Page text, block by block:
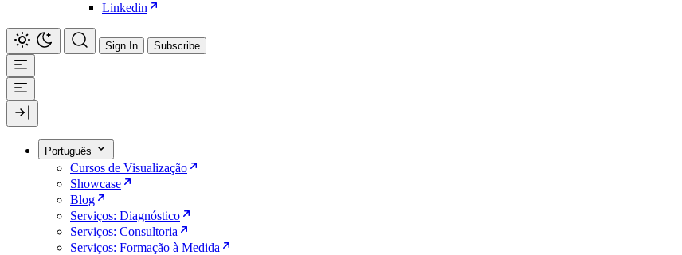
Linkedin
Sign In Subscribe
Português
Cursos de Visualização
Showcase
Blog
Serviços: Diagnóstico
Serviços: Consultoria
Serviços: Formação à Medida